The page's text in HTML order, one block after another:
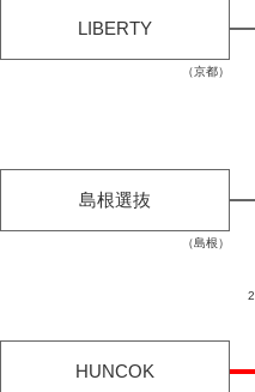
LIBERTY
（京都）
島根選抜
（島根）
2
HUNCOK